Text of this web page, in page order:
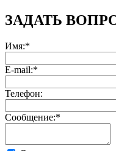
ЗАДАТЬ
Имя:*
E-mail:*
Телефон:
Сообщение:*